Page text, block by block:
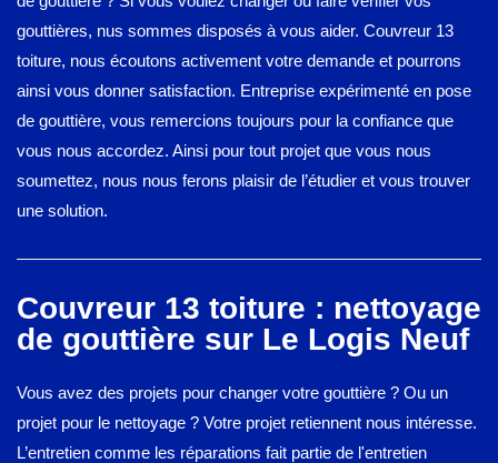
gouttières, nus sommes disposés à vous aider. Couvreur 13
toiture, nous écoutons activement votre demande et pourrons
ainsi vous donner satisfaction. Entreprise expérimenté en pose
de gouttière, vous remercions toujours pour la confiance que
vous nous accordez. Ainsi pour tout projet que vous nous
soumettez, nous nous ferons plaisir de l’étudier et vous trouver
une solution.
Couvreur 13 toiture : nettoyage
de gouttière sur Le Logis Neuf
Vous avez des projets pour changer votre gouttière ? Ou un
projet pour le nettoyage ? Votre projet retiennent nous intéresse.
L’entretien comme les réparations fait partie de l'entretien